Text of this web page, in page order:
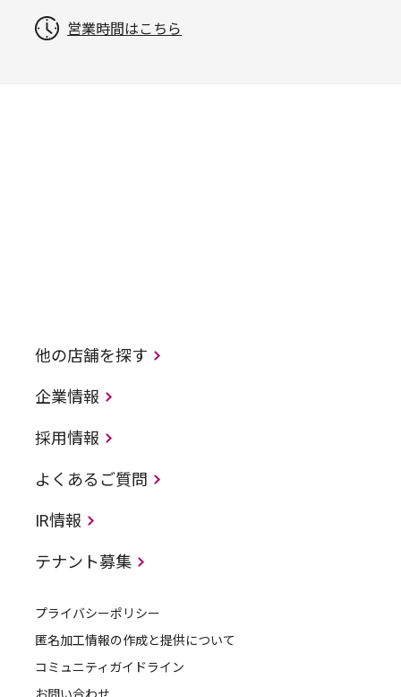
営業時間はこちら
他の店舗を探す
企業情報
採用情報
よくあるご質問
IR情報
テナント募集
プライバシーポリシー
匿名加工情報の作成と提供について
コミュニティガイドライン
お問い合わせ